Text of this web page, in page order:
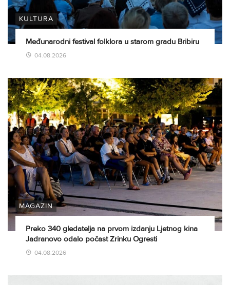
KULTURA
Međunarodni festival folklora u starom gradu Bribiru
04.08.2026
MAGAZIN
Preko 340 gledatelja na prvom izdanju Ljetnog kina
Jadranovo odalo počast Zrinku Ogresti
04.08.2026